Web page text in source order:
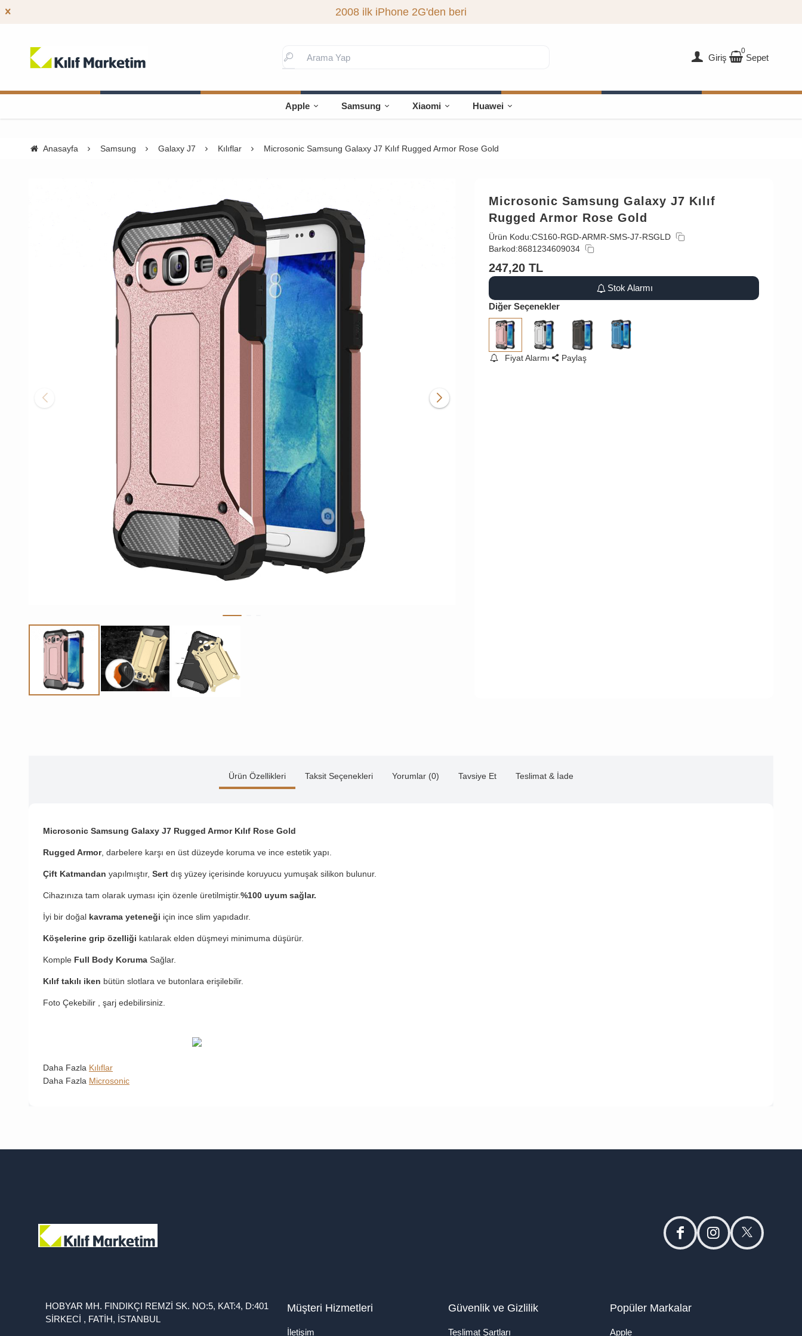
2008 ilk iPhone 2G'den beri
Giriş
0
Sepet
Apple Samsung Xiaomi Huawei
Anasayfa Samsung Galaxy J7 Kılıflar Microsonic Samsung Galaxy J7 Kılıf Rugged Armor Rose Gold
Microsonic Samsung Galaxy J7 Kılıf
Rugged Armor Rose Gold
Ürün Kodu:CS160-RGD-ARMR-SMS-J7-RSGLD
Barkod:8681234609034
247,20 TL
Stok Alarmı
Diğer Seçenekler
Fiyat Alarmı Paylaş
Ürün Özellikleri Taksit Seçenekleri Yorumlar (0) Tavsiye Et Teslimat & İade
Microsonic Samsung Galaxy J7 Rugged Armor Kılıf Rose Gold
Rugged Armor, darbelere karşı en üst düzeyde koruma ve ince estetik yapı.
Çift Katmandan yapılmıştır, Sert dış yüzey içerisinde koruyucu yumuşak silikon bulunur.
Cihazınıza tam olarak uyması için özenle üretilmiştir.%100 uyum sağlar.
İyi bir doğal kavrama yeteneği için ince slim yapıdadır.
Köşelerine grip özelliği katılarak elden düşmeyi minimuma düşürür.
Komple Full Body Koruma Sağlar.
Kılıf takılı iken bütün slotlara ve butonlara erişilebilir.
Foto Çekebilir , şarj edebilirsiniz.
Daha Fazla Kılıflar
Daha Fazla Microsonic
facebookinstagramtwitter
HOBYAR MH. FINDIKÇI REMZİ SK. NO:5, KAT:4, D:401
SİRKECİ , FATİH, İSTANBUL
Müşteri Hizmetleri
İletişim
Güvenlik ve Gizlilik
Teslimat Şartları
Popüler Markalar
Apple